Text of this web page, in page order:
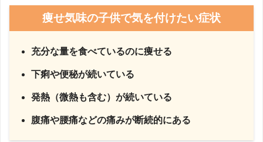
痩せ気味の子供で気を付けたい症状
充分な量を食べているのに痩せる
下痢や便秘が続いている
発熱（微熱も含む）が続いている
腹痛や腰痛などの痛みが断続的にある